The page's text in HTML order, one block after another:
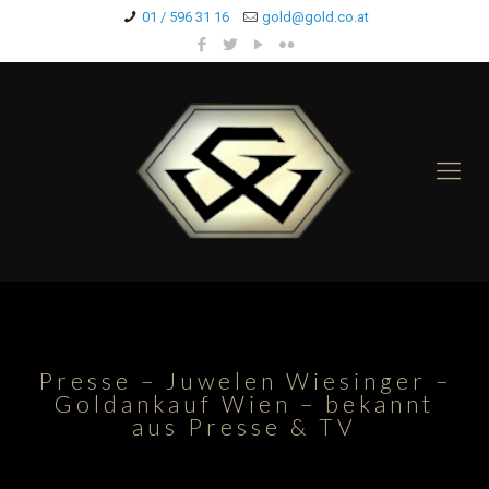
01 / 596 31 16 gold@gold.co.at
Presse – Juwelen Wiesinger –
Goldankauf Wien – bekannt
aus Presse & TV